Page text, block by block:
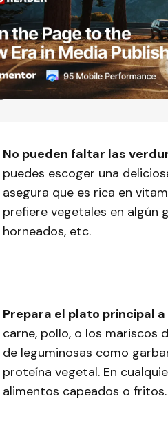
No pueden faltar las
puedes escoger una
asegura que es rica en
prefiere vegetales en algún
horneados, etc.
Prepara el plato principal
carne, pollo, o los mariscos
de leguminosas como
proteína vegetal. En
alimentos capeados o fritos.